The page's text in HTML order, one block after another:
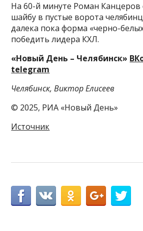
На 60-й минуте Роман Канцеров
шайбу в пустые ворота
далека пока форма «черно-
победить лидера КХЛ.
«Новый День – Челябинск»
telegram
Челябинск, Виктор Елисеев
© 2025, РИА «Новый День»
Источник